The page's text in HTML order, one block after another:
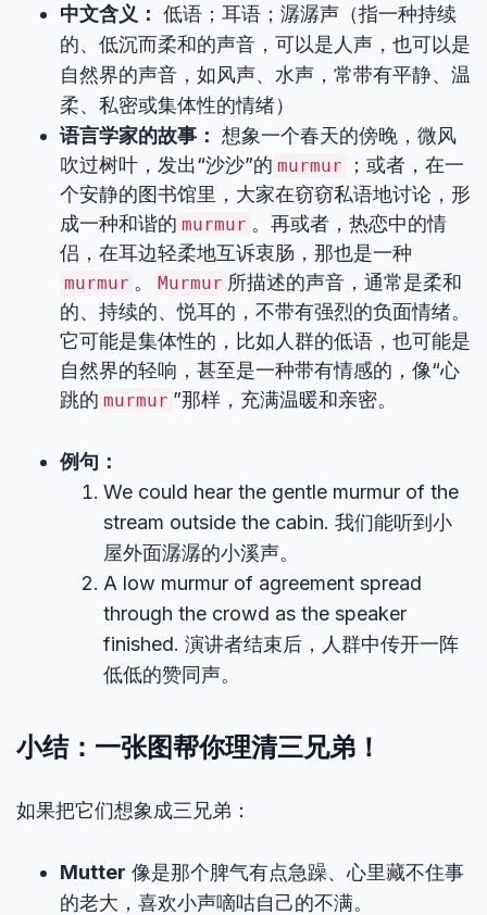
中文含义： 低语；耳语；潺潺声（指一种持续
的、低沉而柔和的声音，可以是人声，也可以是
自然界的声音，如风声、水声，常带有平静、温
柔、私密或集体性的情绪）
语言学家的故事： 想象一个春天的傍晚，微风
吹过树叶，发出“沙沙”的 murmur
；或者，在一
个安静的图书馆里，大家在窃窃私语地讨论，形
成一种和谐的 murmur 。再或者，热恋中的情
侣，在耳边轻柔地互诉衷肠，那也是一种
murmur 。 Murmur 所描述的声音，通常是柔和
的、持续的、悦耳的，不带有强烈的负面情绪。
它可能是集体性的，比如人群的低语，也可能是
自然界的轻响，甚至是一种带有情感的，像“心
跳的 murmur ”那样，充满温暖和亲密。
例句：
We could hear the gentle murmur of the
stream outside the cabin. 我们能听到小
屋外面潺潺的小溪声。
A low murmur of agreement spread
through the crowd as the speaker
finished. 演讲者结束后，人群中传开一阵
低低的赞同声。
小结：一张图帮你理清三兄弟！
如果把它们想象成三兄弟：
Mutter 像是那个脾气有点急躁、心里藏不住事
的老大，喜欢小声嘀咕自己的不满。